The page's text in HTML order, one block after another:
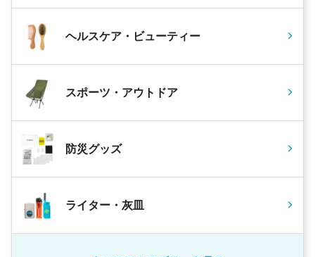
ヘルスケア・ビューティー
スポーツ・アウトドア
防災グッズ
ライター・灰皿